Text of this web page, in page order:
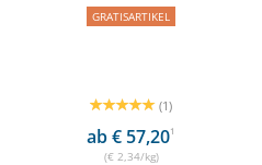
GRATISARTIKEL
(1)
ab € 57,201
(€ 2,34/kg)